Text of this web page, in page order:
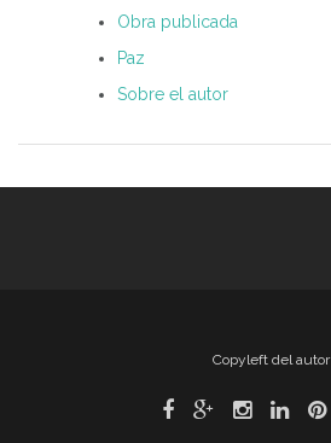
Obra publicada
Paz
Sobre el autor
Copyleft del autor